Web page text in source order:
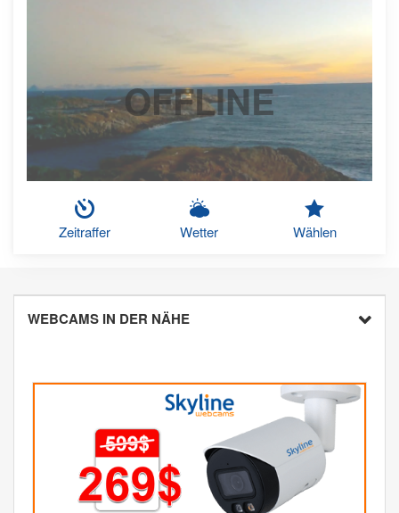
OFFLINE
Zeitraffer Wetter Wählen
WEBCAMS IN DER NÄHE